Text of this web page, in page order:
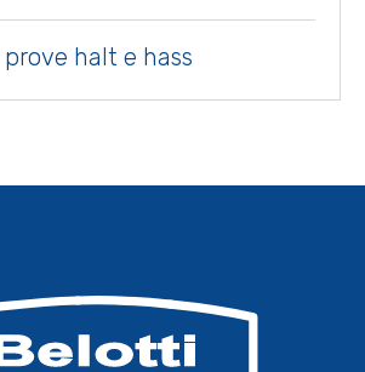
halt e hass